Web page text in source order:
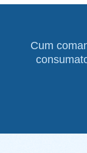
Cum